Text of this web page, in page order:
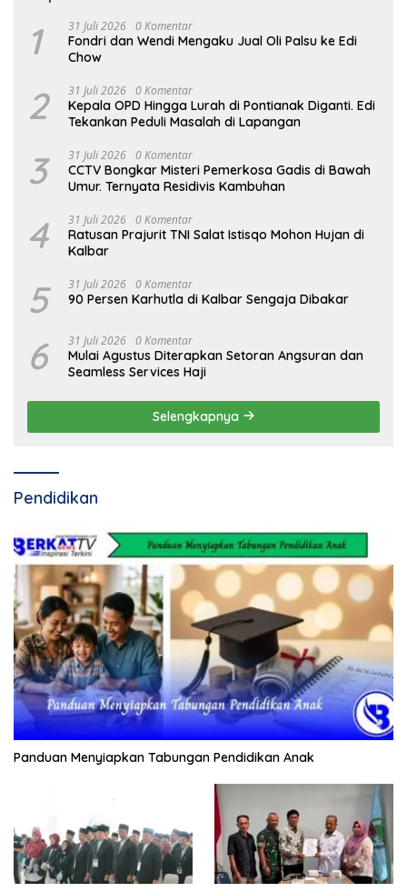
1 31 Juli 2026 0 Komentar
Fondri dan Wendi Mengaku Jual Oli Palsu ke Edi
Chow
2 31 Juli 2026 0 Komentar
Kepala OPD Hingga Lurah di Pontianak Diganti. Edi
Tekankan Peduli Masalah di Lapangan
3 31 Juli 2026 0 Komentar
CCTV Bongkar Misteri Pemerkosa Gadis di Bawah
Umur. Ternyata Residivis Kambuhan
4 31 Juli 2026 0 Komentar
Ratusan Prajurit TNI Salat Istisqo Mohon Hujan di
Kalbar
5 31 Juli 2026 0 Komentar
90 Persen Karhutla di Kalbar Sengaja Dibakar
6 31 Juli 2026 0 Komentar
Mulai Agustus Diterapkan Setoran Angsuran dan
Seamless Services Haji
Selengkapnya
Pendidikan
Panduan Menyiapkan Tabungan Pendidikan Anak